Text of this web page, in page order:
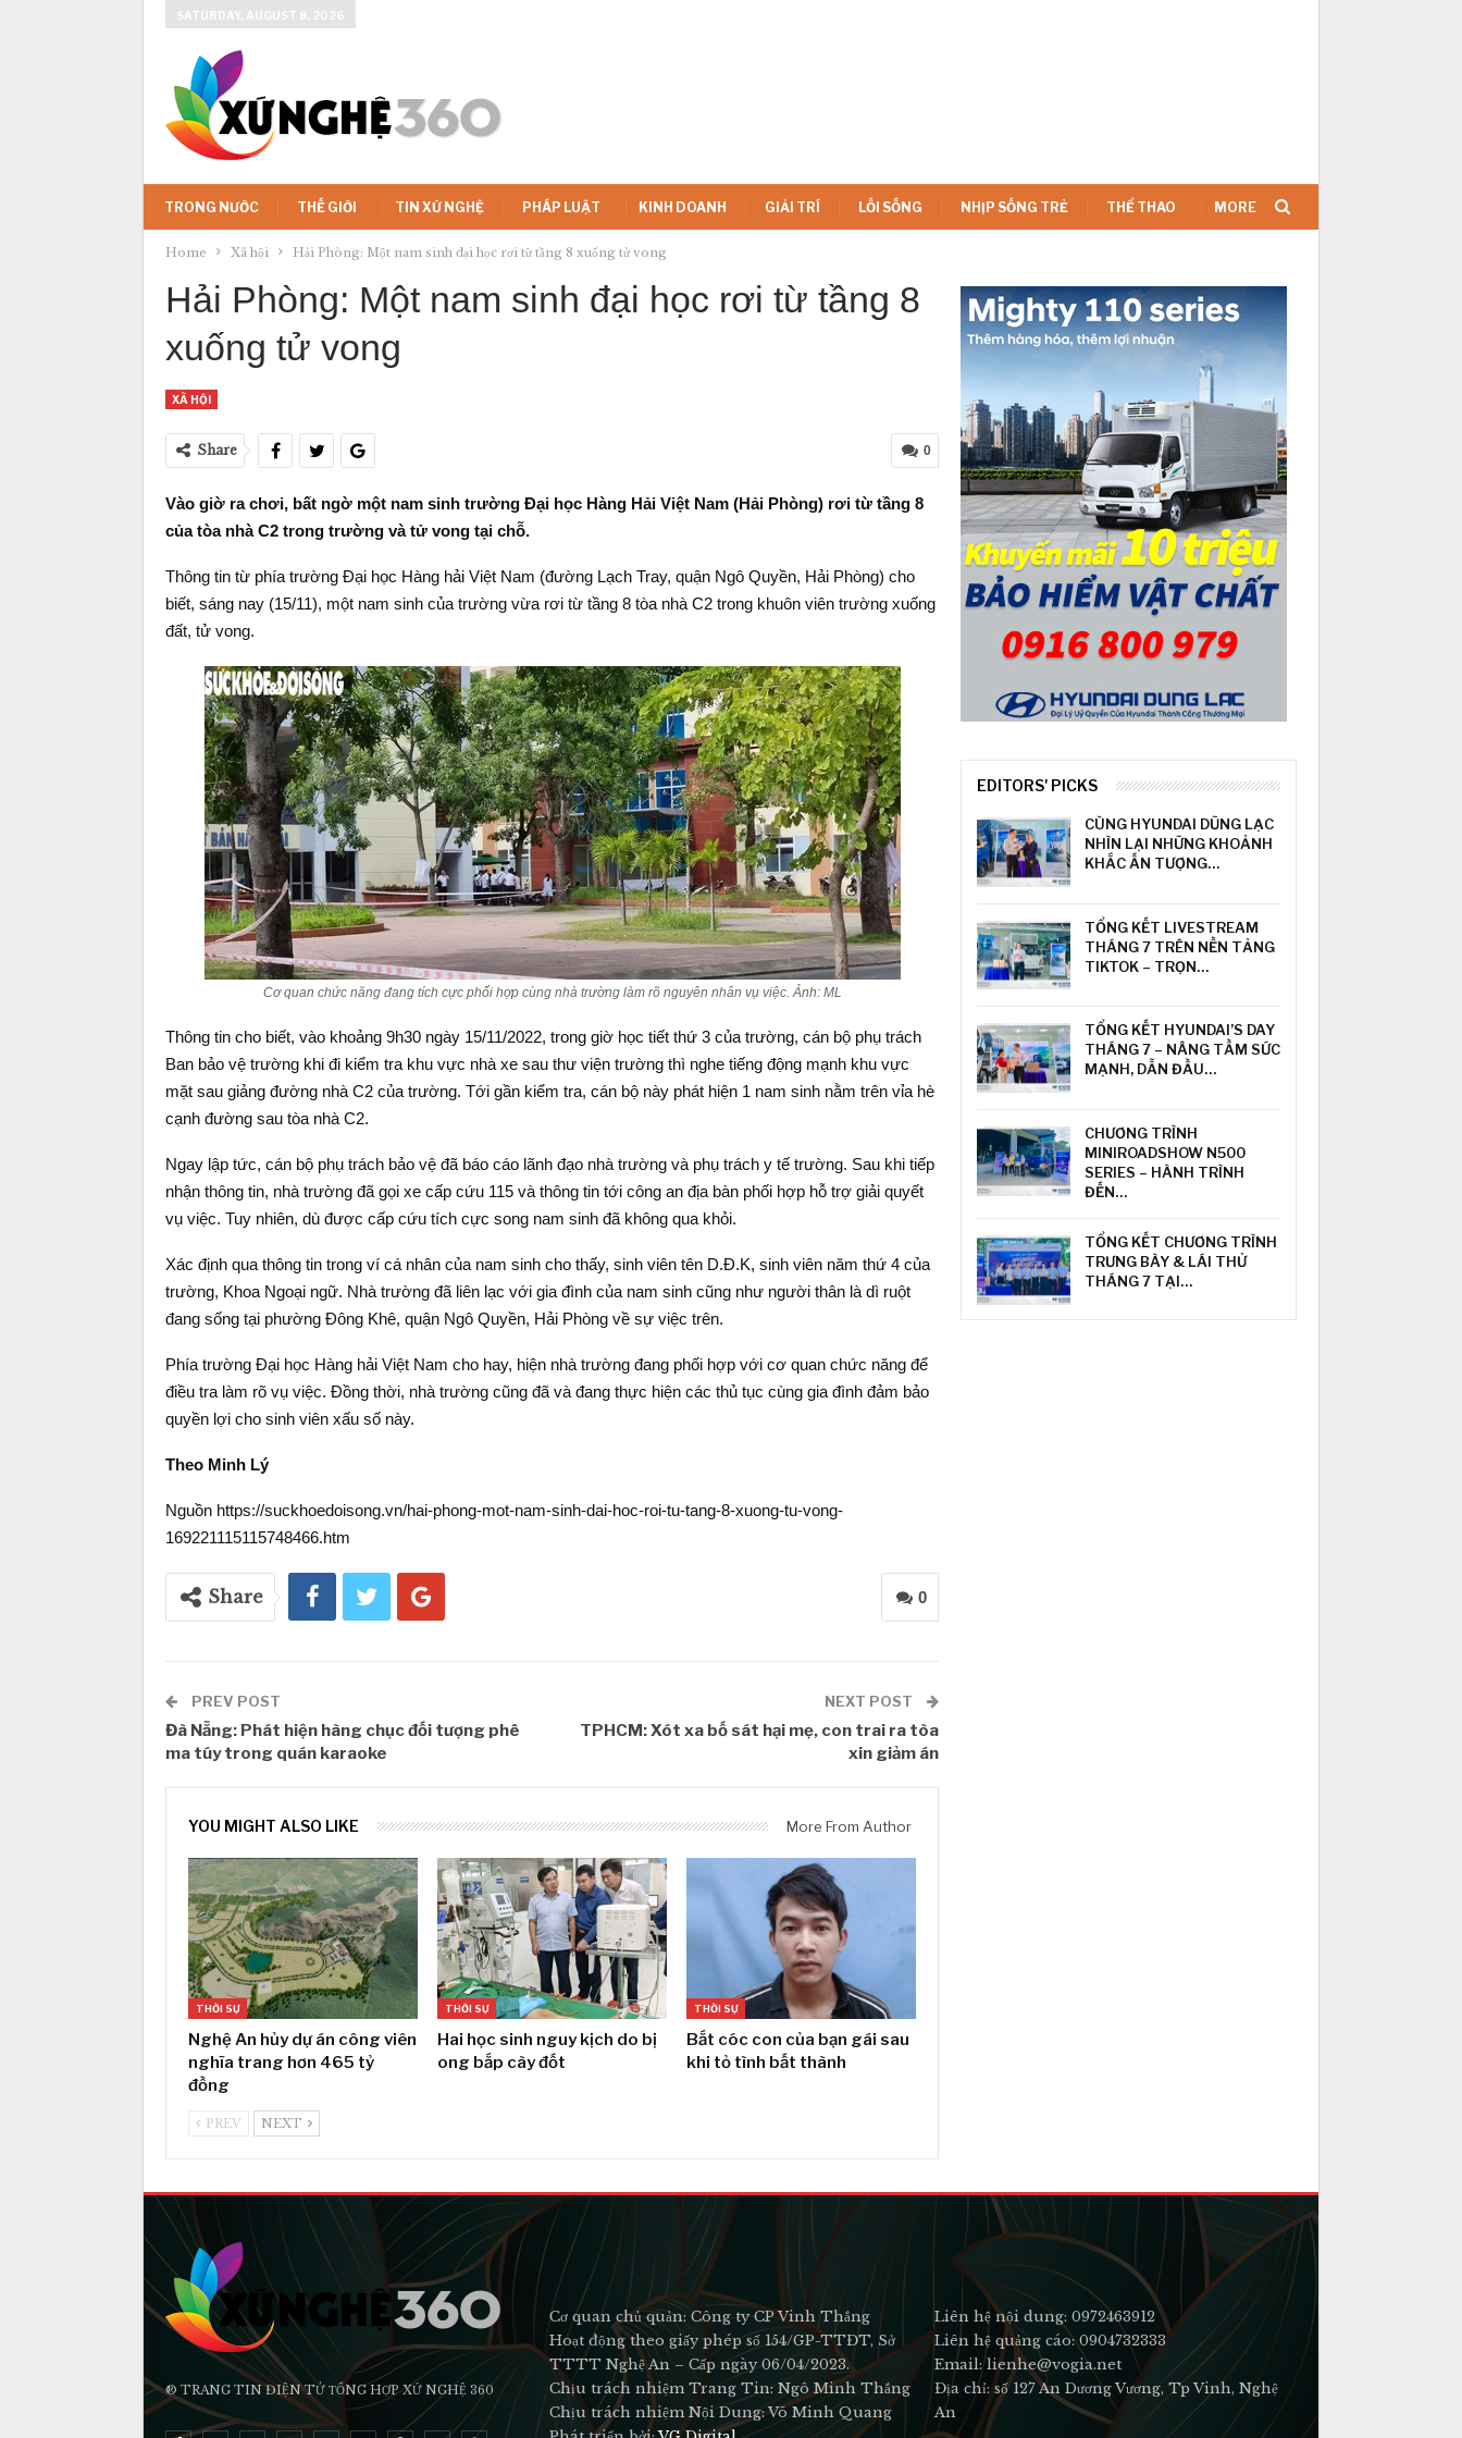
SATURDAY, AUGUST 8, 2026
TRONG NƯỚC THẾ GIỚI TIN XỨ NGHỆ PHÁP LUẬT KINH DOANH GIẢI TRÍ LỐI SỐNG NHỊP SỐNG TRẺ THỂ THAO MORE
Home Xã hội Hải Phòng: Một nam sinh đại học rơi từ tầng 8 xuống tử vong
Hải Phòng: Một nam sinh đại học rơi từ tầng 8
xuống tử vong
XÃ HỘI
0
Share
Vào giờ ra chơi, bất ngờ một nam sinh trường Đại học Hàng Hải Việt Nam (Hải Phòng) rơi từ tầng 8
của tòa nhà C2 trong trường và tử vong tại chỗ.
Thông tin từ phía trường Đại học Hàng hải Việt Nam (đường Lạch Tray, quận Ngô Quyền, Hải Phòng) cho
biết, sáng nay (15/11), một nam sinh của trường vừa rơi từ tầng 8 tòa nhà C2 trong khuôn viên trường xuống
đất, tử vong.
Cơ quan chức năng đang tích cực phối hợp cùng nhà trường làm rõ nguyên nhân vụ việc. Ảnh: ML
Thông tin cho biết, vào khoảng 9h30 ngày 15/11/2022, trong giờ học tiết thứ 3 của trường, cán bộ phụ trách
Ban bảo vệ trường khi đi kiểm tra khu vực nhà xe sau thư viện trường thì nghe tiếng động mạnh khu vực
mặt sau giảng đường nhà C2 của trường. Tới gần kiểm tra, cán bộ này phát hiện 1 nam sinh nằm trên vỉa hè
cạnh đường sau tòa nhà C2.
Ngay lập tức, cán bộ phụ trách bảo vệ đã báo cáo lãnh đạo nhà trường và phụ trách y tế trường. Sau khi tiếp
nhận thông tin, nhà trường đã gọi xe cấp cứu 115 và thông tin tới công an địa bàn phối hợp hỗ trợ giải quyết
vụ việc. Tuy nhiên, dù được cấp cứu tích cực song nam sinh đã không qua khỏi.
Xác định qua thông tin trong ví cá nhân của nam sinh cho thấy, sinh viên tên D.Đ.K, sinh viên năm thứ 4 của
trường, Khoa Ngoại ngữ. Nhà trường đã liên lạc với gia đình của nam sinh cũng như người thân là dì ruột
đang sống tại phường Đông Khê, quận Ngô Quyền, Hải Phòng về sự việc trên.
Phía trường Đại học Hàng hải Việt Nam cho hay, hiện nhà trường đang phối hợp với cơ quan chức năng để
điều tra làm rõ vụ việc. Đồng thời, nhà trường cũng đã và đang thực hiện các thủ tục cùng gia đình đảm bảo
quyền lợi cho sinh viên xấu số này.
Theo Minh Lý
Nguồn https://suckhoedoisong.vn/hai-phong-mot-nam-sinh-dai-hoc-roi-tu-tang-8-xuong-tu-vong-
169221115115748466.htm
0
Share
PREV POST
Đà Nẵng: Phát hiện hàng chục đối tượng phê
ma túy trong quán karaoke
NEXT POST
TPHCM: Xót xa bố sát hại mẹ, con trai ra tòa
xin giảm án
YOU MIGHT ALSO LIKE More From Author
THỜI SỰ
Nghệ An hủy dự án công viên
nghĩa trang hơn 465 tỷ
đồng
THỜI SỰ
Hai học sinh nguy kịch do bị
ong bắp cày đốt
THỜI SỰ
Bắt cóc con của bạn gái sau
khi tỏ tình bất thành
PREV NEXT
EDITORS' PICKS
CÙNG HYUNDAI DŨNG LẠC
NHÌN LẠI NHỮNG KHOẢNH
KHẮC ẤN TƯỢNG…
TỔNG KẾT LIVESTREAM
THÁNG 7 TRÊN NỀN TẢNG
TIKTOK – TRỌN…
TỔNG KẾT HYUNDAI’S DAY
THÁNG 7 – NÂNG TẦM SỨC
MẠNH, DẪN ĐẦU…
CHƯƠNG TRÌNH
MINIROADSHOW N500
SERIES – HÀNH TRÌNH
ĐẾN…
TỔNG KẾT CHƯƠNG TRÌNH
TRƯNG BÀY & LÁI THỬ
THÁNG 7 TẠI…
® TRANG TIN ĐIỆN TỬ ТỔNG HỢP XỨ NGHỆ 360
Cơ quan chủ quản: Công ty CP Vinh Thắng
Hoạt động theo giấy phép số 154/GP-TTĐT, Sở
TTTT Nghệ An – Cấp ngày 06/04/2023.
Chịu trách nhiệm Trang Tin: Ngô Minh Thắng
Chịu trách nhiệm Nội Dung: Võ Minh Quang
Liên hệ nội dung: 0972463912
Liên hệ quảng cáo: 0904732333
Email: lienhe@vogia.net
Địa chỉ: số 127 An Dương Vương, Tp Vinh, Nghệ
An